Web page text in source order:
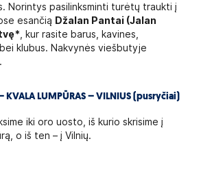
Norintys pasilinksminti turėtų traukti į
esančią Džalan Pantai (Jalan
, kur rasite barus, kavines,
klubus. Nakvynės viešbutyje
KVALA LUMPŪRAS – VILNIUS (pusryčiai)
iki oro uosto, iš kurio skrisime į
o iš ten – į Vilnių.